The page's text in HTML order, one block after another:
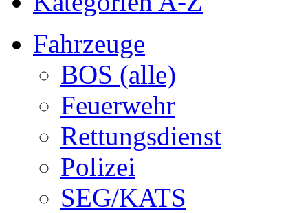
Fahrzeuge
BOS (alle)
Feuerwehr
Rettungsdienst
Polizei
SEG/KATS